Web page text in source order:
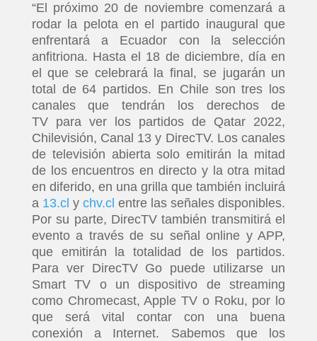
“El próximo 20 de noviembre comenzará a
rodar la pelota en el partido inaugural que
enfrentará a Ecuador con la selección
anfitriona. Hasta el 18 de diciembre, día en
el que se celebrará la final, se jugarán un
total de 64 partidos. En Chile son tres los
canales que tendrán los derechos de
TV para ver los partidos de Qatar 2022,
Chilevisión, Canal 13 y DirecTV. Los canales
de televisión abierta solo emitirán la mitad
de los encuentros en directo y la otra mitad
en diferido, en una grilla que también incluirá
a 13.cl y chv.cl entre las señales disponibles.
Por su parte, DirecTV también transmitirá el
evento a través de su señal online y APP,
que emitirán la totalidad de los partidos.
Para ver DirecTV Go puede utilizarse un
Smart TV o un dispositivo de streaming
como Chromecast, Apple TV o Roku, por lo
que será vital contar con una buena
conexión a Internet. Sabemos que los